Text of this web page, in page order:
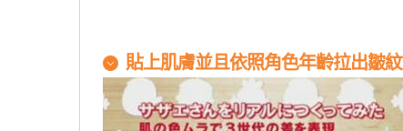
貼上肌膚並且依照角色年齡拉出皺紋